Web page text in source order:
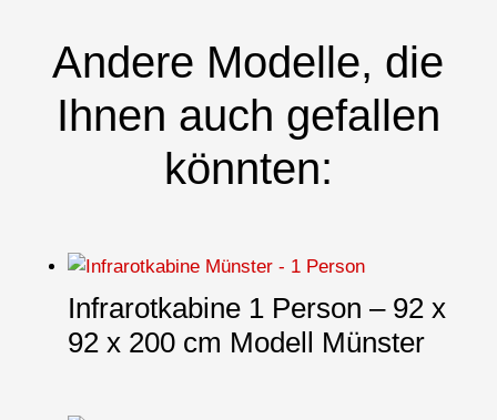
Andere Modelle, die
Ihnen auch gefallen
könnten:
Infrarotkabine 1 Person – 92 x
92 x 200 cm Modell Münster